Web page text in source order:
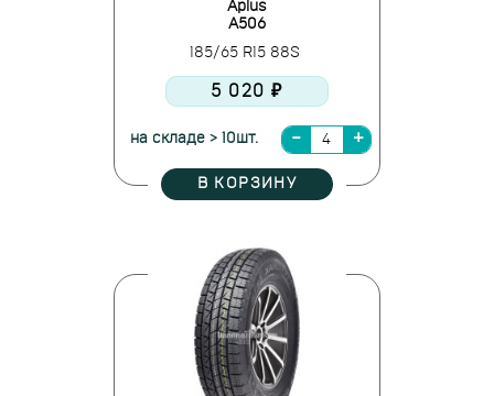
Aplus
A506
185/65 R15 88S
5 020 ₽
на складе > 10шт.
В КОРЗИНУ